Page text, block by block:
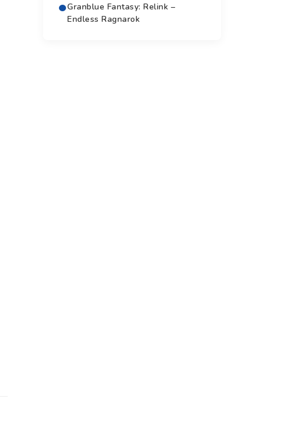
Granblue Fantasy: Relink –
Endless Ragnarok